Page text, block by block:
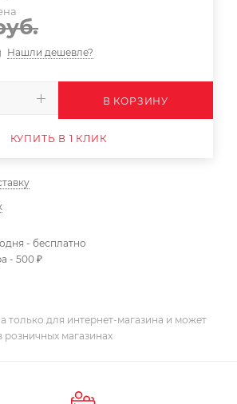
Нашли дешевле?
В КОРЗИНУ
КУПИТЬ В 1 КЛИК
- бесплатно
- 500 ₽
только для интернет-магазина и может
розничных магазинах